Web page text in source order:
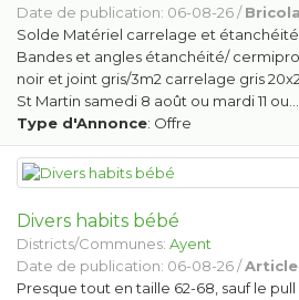
Date de publication: 06-08-26 /
Solde Matériel carrelage et
Bandes et angles étanchéité/
noir et joint gris/3m2 carrelage gris
St Martin samedi 8 août ou mardi 11 ou…
Type d'Annonce: Offre
Divers habits bébé
Districts/Communes: Ayent
Date de publication: 06-08-26 /
Presque tout en taille 62-68, sauf le pull